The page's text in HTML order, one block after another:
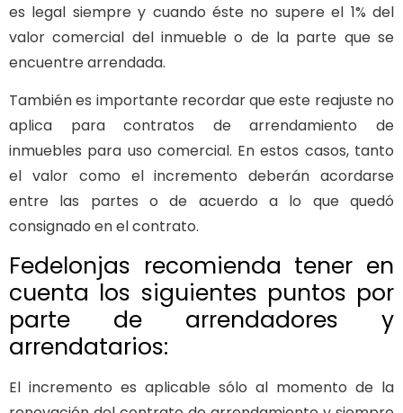
es legal siempre y cuando éste no supere el 1% del
valor comercial del inmueble o de la parte que se
encuentre arrendada.
También es importante recordar que este reajuste no
aplica para contratos de arrendamiento de
inmuebles para uso comercial. En estos casos, tanto
el valor como el incremento deberán acordarse
entre las partes o de acuerdo a lo que quedó
consignado en el contrato.
Fedelonjas recomienda tener en
cuenta los siguientes puntos por
parte de arrendadores y
arrendatarios:
El incremento es aplicable sólo al momento de la